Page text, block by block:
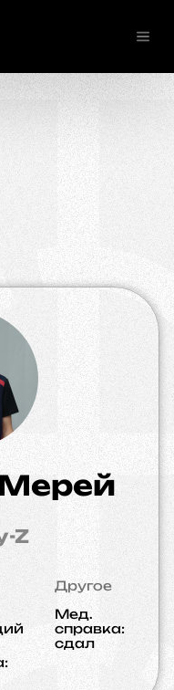
Z
Другое
Мед.
справка:
сдал